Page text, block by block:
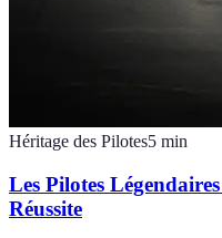
Héritage des Pilotes5 min
Les Pilotes
Réussite